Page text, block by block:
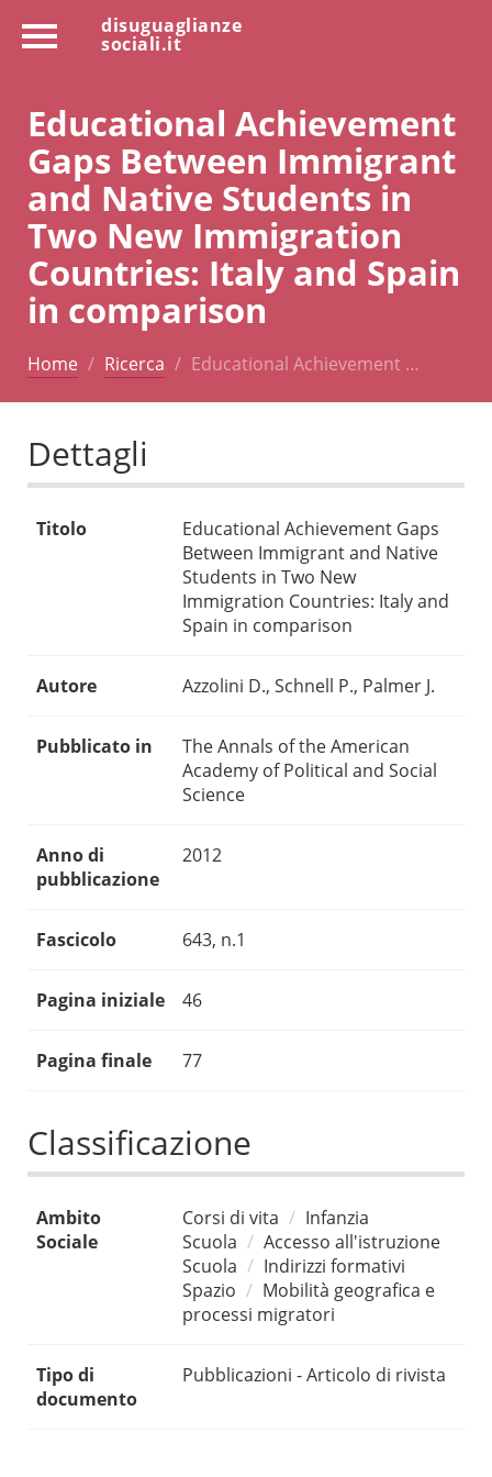
disuguaglianze
sociali.it
Educational Achievement
Gaps Between Immigrant
and Native Students in
Two New Immigration
Countries: Italy and Spain
in comparison
Home Ricerca Educational Achievement …
Dettagli
Titolo
Educational Achievement Gaps
Between Immigrant and Native
Students in Two New
Immigration Countries: Italy and
Spain in comparison
Autore Azzolini D., Schnell P., Palmer J.
Pubblicato in
The Annals of the American
Academy of Political and Social
Science
Anno di
pubblicazione
2012
Fascicolo 643, n.1
Pagina iniziale 46
Pagina finale 77
Classificazione
Ambito
Sociale
Corsi di vita
Infanzia
Scuola
Accesso all'istruzione
Scuola
Indirizzi formativi
Spazio
Mobilità geografica e
processi migratori
Tipo di
documento
Pubblicazioni - Articolo di rivista